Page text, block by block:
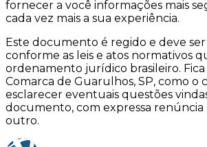
fornecer a você informações mais
cada vez mais a sua experiência.
Este documento é regido e deve
conforme as leis e atos normativos
ordenamento jurídico brasileiro.
Comarca de Guarulhos, SP, como o
esclarecer eventuais questões
documento, com expressa
outro.